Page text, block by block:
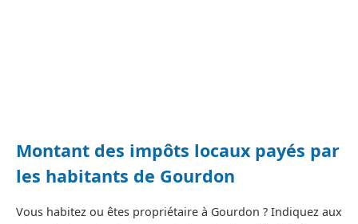
Montant des impôts locaux payés par
les habitants de Gourdon
Vous habitez ou êtes propriétaire à Gourdon ? Indiquez aux